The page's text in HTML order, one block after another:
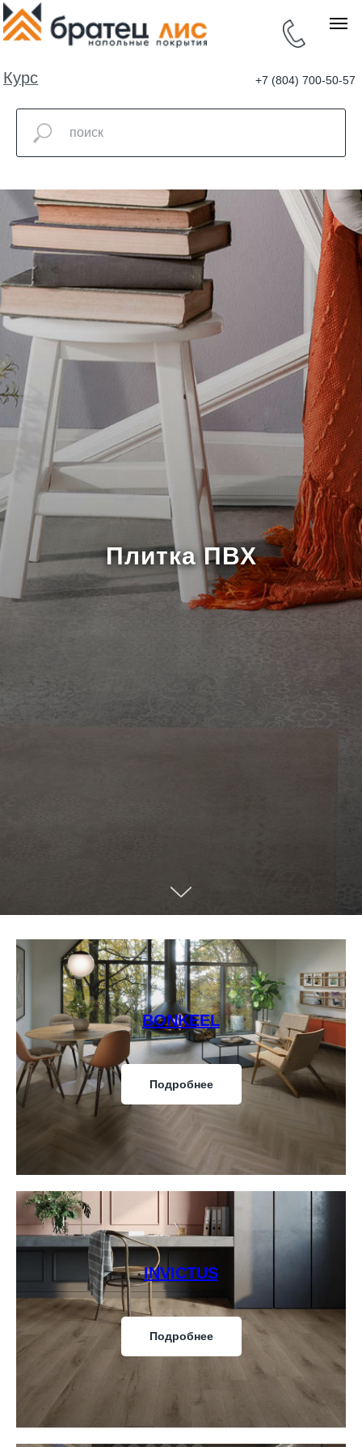
валют
Плитка ПВХ
BONKEEL
Подробнее
INVICTUS
Подробнее